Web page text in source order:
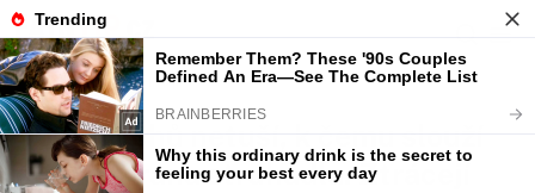
Fajntip.cz Bydlení
90 % Čechů netuší, k čemu slouží
čtvrtá strana struhadla. Ztrácejí